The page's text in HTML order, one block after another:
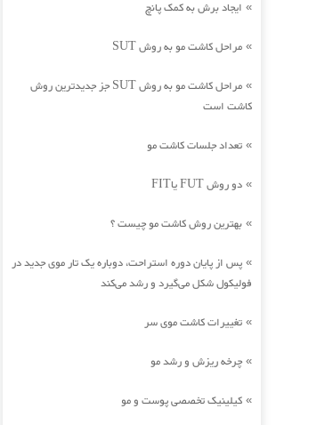
» ایجاد برش به کمک پانچ
» مراحل کاشت مو به روش SUT
»
مراحل کاشت مو به روش SUT جز جدیدترین روش
کاشت است
» تعداد جلسات کاشت مو
» دو روش FUT یاFIT
» بهترین روش کاشت مو چیست ؟
» پس از پایان دوره استراحت، دوباره یک تار موی جدید در
فولیکول شکل می‌گیرد و رشد می‌کند
» تغییرات کاشت موی سر
» چرخه ریزش و رشد مو
» کیلینیک تخصصی پوست و مو